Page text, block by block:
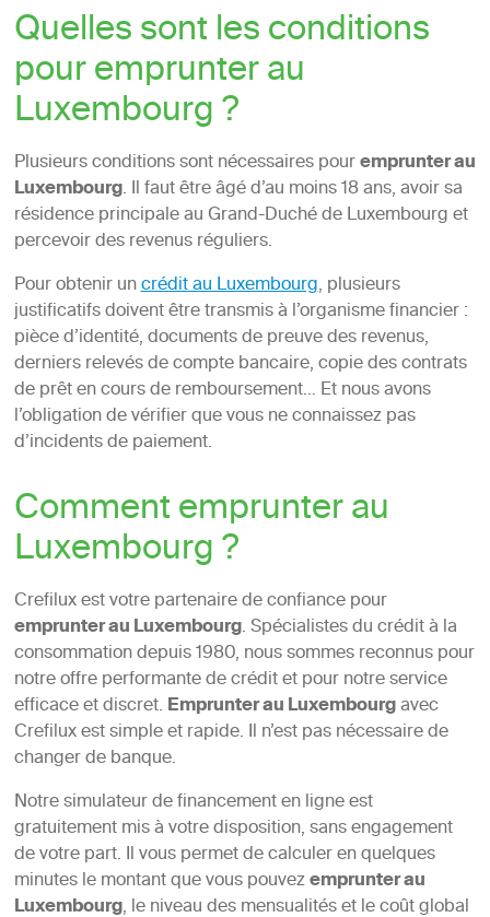
Quelles sont les conditions
pour emprunter au
Luxembourg ?
Plusieurs conditions sont nécessaires pouremprunter au
Luxembourg. Il faut être âgé d’au moins 18 ans, avoir sa
résidence principale au Grand-Duché de Luxembourg et
percevoir des revenus réguliers.
Pour obtenir uncrédit au Luxembourg, plusieurs
justificatifs doivent être transmis à l’organisme financier :
pièce d’identité, documents de preuve des revenus,
derniers relevés de compte bancaire, copie des contrats
de prêt en cours de remboursement… Et nous avons
l’obligation de vérifier que vous ne connaissez pas
d’incidents de paiement.
Comment emprunter au
Luxembourg ?
Crefilux est votre partenaire de confiance pour
emprunter au Luxembourg. Spécialistes du crédit à la
consommation depuis 1980, nous sommes reconnus pour
notre offre performante de crédit et pour notre service
efficace et discret. Emprunter au Luxembourgavec
Crefilux est simple et rapide. Il n’est pas nécessaire de
changer de banque.
Notre simulateur de financement en ligne est
gratuitement mis à votre disposition, sans engagement
de votre part. Il vous permet de calculer en quelques
minutes le montant que vous pouvezemprunter au
Luxembourg, le niveau des mensualités et le coût global